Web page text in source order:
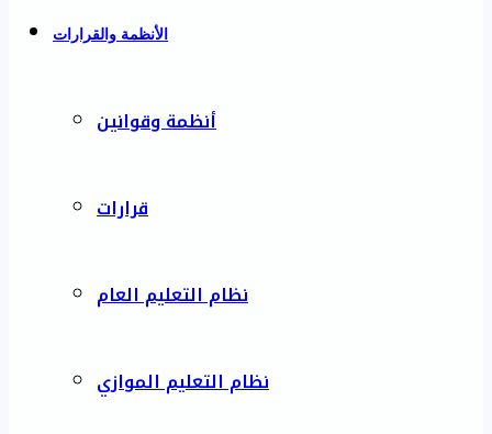
الأنظمة والقرارات
أنظمة وقوانين
قرارات
نظام التعليم العام
نظام التعليم الموازي